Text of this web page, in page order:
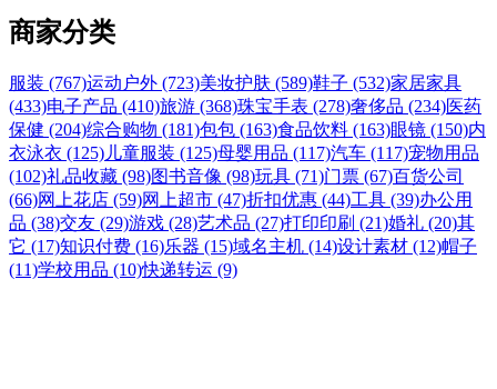
商家分类
服装 (767)运动户外 (723)美妆护肤 (589)鞋子 (532)家居家具
(433)电子产品 (410)旅游 (368)珠宝手表 (278)奢侈品 (234)医药
保健 (204)综合购物 (181)包包 (163)食品饮料 (163)眼镜 (150)内
衣泳衣 (125) 儿童服装 (125)母婴用品 (117)汽车 (117)宠物用品
(102)礼品收藏 (98)图书音像 (98)玩具 (71)门票 (67)百货公司
(66)网上花店 (59)网上超市 (47)折扣优惠 (44)工具 (39)办公用
品 (38)交友 (29)游戏 (28)艺术品 (27)打印印刷 (21)婚礼 (20)其
它 (17)知识付费 (16)乐器 (15)域名主机 (14)设计素材 (12)帽子
(11)学校用品 (10)快递转运 (9)